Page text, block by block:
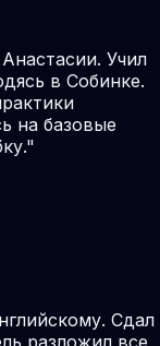
Учил
в Собинке.
на базовые
"
Сдал
разложил все